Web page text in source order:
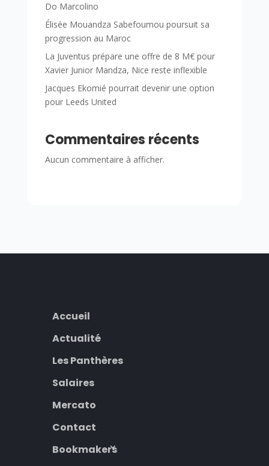
Do Marcolino
Élisée Mouandza Sabefoumou poursuit sa
progression au Maroc
La Juventus prépare une offre de 8 M€ pour
Xavier Junior Mandza, Nice reste inflexible
Jacques Ekomié pourrait devenir une option
pour Leeds United
Commentaires récents
Aucun commentaire à afficher.
Accueil
Actualité
Les Panthères
Salaires
Mercato
Contact
Bookmakers